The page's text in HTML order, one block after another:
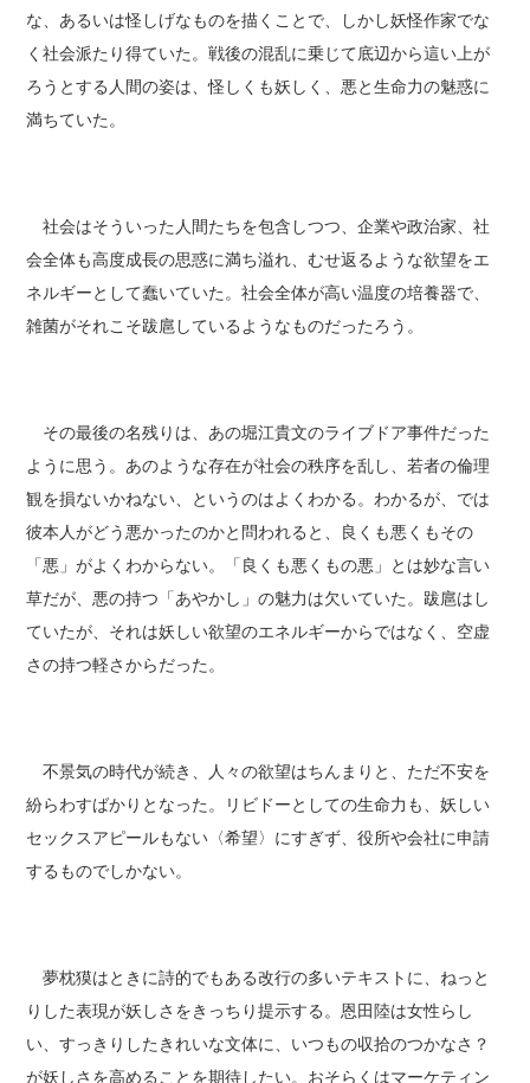
な、あるいは怪しげなものを描くことで、しかし妖怪作家でな
く社会派たり得ていた。戦後の混乱に乗じて底辺から這い上が
ろうとする人間の姿は、怪しくも妖しく、悪と生命力の魅惑に
満ちていた。
社会はそういった人間たちを包含しつつ、企業や政治家、社
会全体も高度成長の思惑に満ち溢れ、むせ返るような欲望をエ
ネルギーとして蠢いていた。社会全体が高い温度の培養器で、
雑菌がそれこそ跋扈しているようなものだったろう。
その最後の名残りは、あの堀江貴文のライブドア事件だった
ように思う。あのような存在が社会の秩序を乱し、若者の倫理
観を損ないかねない、というのはよくわかる。わかるが、では
彼本人がどう悪かったのかと問われると、良くも悪くもその
「悪」がよくわからない。「良くも悪くもの悪」とは妙な言い
草だが、悪の持つ「あやかし」の魅力は欠いていた。跋扈はし
ていたが、それは妖しい欲望のエネルギーからではなく、空虚
さの持つ軽さからだった。
不景気の時代が続き、人々の欲望はちんまりと、ただ不安を
紛らわすばかりとなった。リビドーとしての生命力も、妖しい
セックスアピールもない〈希望〉にすぎず、役所や会社に申請
するものでしかない。
夢枕獏はときに詩的でもある改行の多いテキストに、ねっと
りした表現が妖しさをきっちり提示する。恩田陸は女性らし
い、すっきりしたきれいな文体に、いつもの収拾のつかなさ？
が妖しさを高めることを期待したい。おそらくはマーケティン